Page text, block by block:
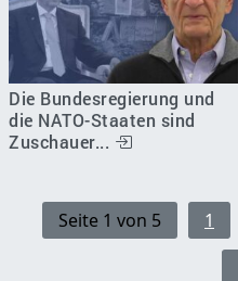
Die Bundesregierung und
die NATO-Staaten sind
Zuschauer...
Seite 1 von 5 1